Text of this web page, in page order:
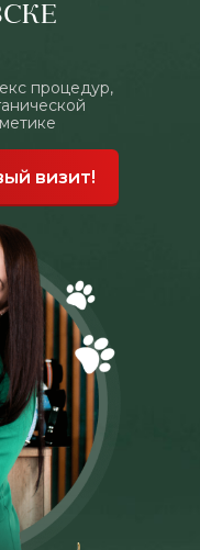
процедур,
визит!